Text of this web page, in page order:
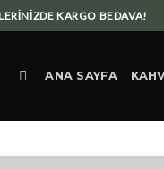
KARGO BEDAVA!
ANA SAYFA